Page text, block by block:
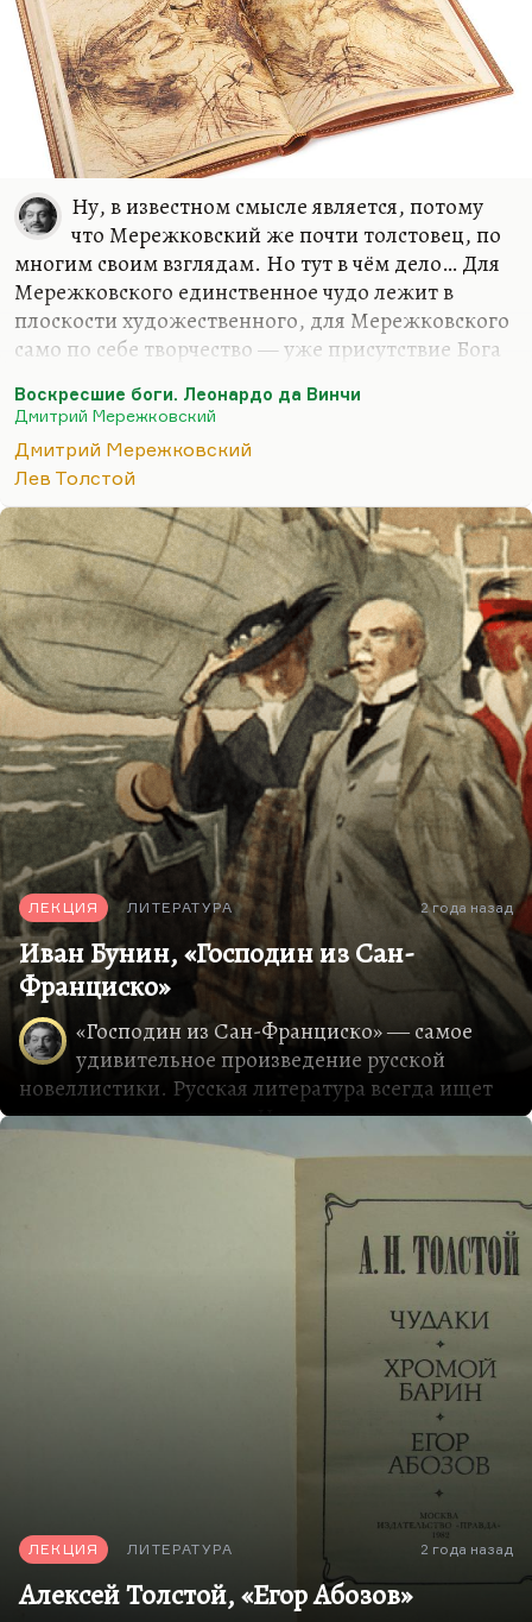
Ну, в известном смысле является, потому
что Мережковский же почти толстовец, по
многим своим взглядам. Но тут в чём дело… Для
Мережковского единственное чудо лежит в
плоскости художественного, для Мережковского
само по себе творчество — уже присутствие Бога
знаем, гораздо более прозаически, в последние
годы как к игрушке. В остальном, конечно,
Мережковский рационален. Да, он
действительно считает, что вера — это вопрос
разума. Точка зрения, может быть, немного
схоластическая.
Понимаете, слишком часто иррациональными
вещами — экстазом, бредом, слишком часто этим
оправдывалось зверство. Ведь те люди, которые
ненавидят рациональную…
Воскресшие боги. Леонардо да Винчи
Дмитрий Мережковский
Дмитрий Мережковский
Лев Толстой
ЛЕКЦИЯ ЛИТЕРАТУРА 2 года назад
Иван Бунин, «Господин из Сан-
Франциско»
«Господин из Сан-Франциско» ― самое
удивительное произведение русской
новеллистики. Русская литература всегда ищет
синтез прозы и поэзии. Не только русская ― и
мировая, но русская особенно. И вот мне
посчастливилось Андрею Белому: он предложил
свой вариант, довольно трудно читаемый. А
второй вариант, как бы альтернативный, ― это
У Бунина довольно странный дискурс и странное
модернистом, тогда как сам он модернистов
ненавидел, утверждал, что он представляет
классическую толстовско-чеховско-тургеневскую
традицию, и все разговоры о том, что он
ЛЕКЦИЯ ЛИТЕРАТУРА 2 года назад
Алексей Толстой, «Егор Абозов»